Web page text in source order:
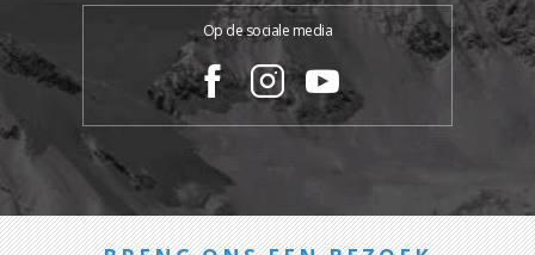
Op de sociale media